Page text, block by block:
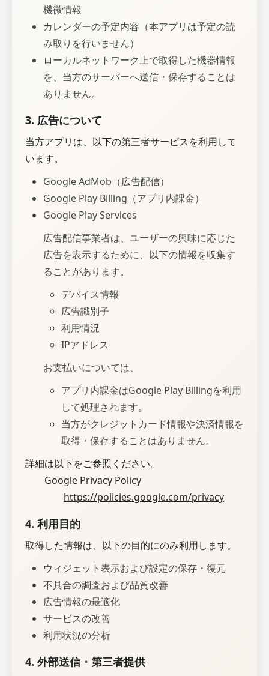
機微情報
カレンダーの予定内容（本アプリは予定の読
み取りを行いません）
ローカルネットワーク上で取得した機器情報
を、当方のサーバーへ送信・保存することは
ありません。
3. 広告について
当方アプリは、以下の第三者サービスを利用して
います。
Google AdMob（広告配信）
Google Play Billing（アプリ内課金）
Google Play Services
広告配信事業者は、ユーザーの興味に応じた
広告を表示するために、以下の情報を収集す
ることがあります。
デバイス情報
広告識別子
利用情況
IPアドレス
お支払いについては、
アプリ内課金はGoogle Play Billingを利用
して処理されます。
当方がクレジットカード情報や決済情報を
取得・保存することはありません。
詳細は以下をご参照ください。
Google Privacy Policy
https://policies.google.com/privacy
4. 利用目的
取得した情報は、以下の目的にのみ利用します。
ウィジェット表示および設定の保存・復元
不具合の調査および品質改善
広告情報の最適化
サービスの改善
利用状況の分析
4. 外部送信・第三者提供